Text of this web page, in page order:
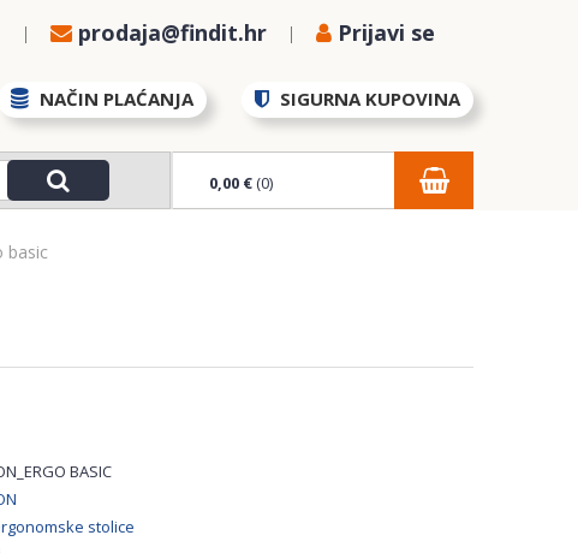
prodaja@findit.hr Prijavi se
NAČIN PLAĆANJA SIGURNA KUPOVINA
0,00 €(0)
basic
BASIC
stolice